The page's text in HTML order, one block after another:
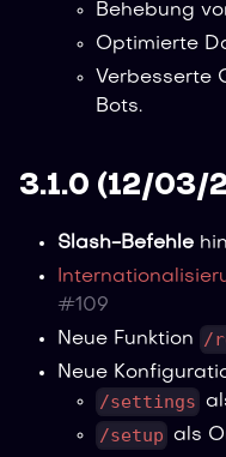
Behebung
Optimierte
Verbesserte
Bots.
3.1.0 (12/03/
Slash-Befehle
#109
Neue Funktion
/
Neue
/settings
/setup
als